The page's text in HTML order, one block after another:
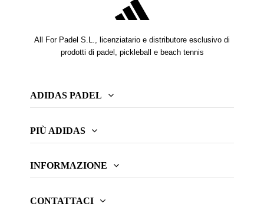
All For Padel S.L., licenziatario e distributore esclusivo di
prodotti di padel, pickleball e beach tennis
ADIDAS PADEL
PIÙ ADIDAS
INFORMAZIONE
CONTATTACI